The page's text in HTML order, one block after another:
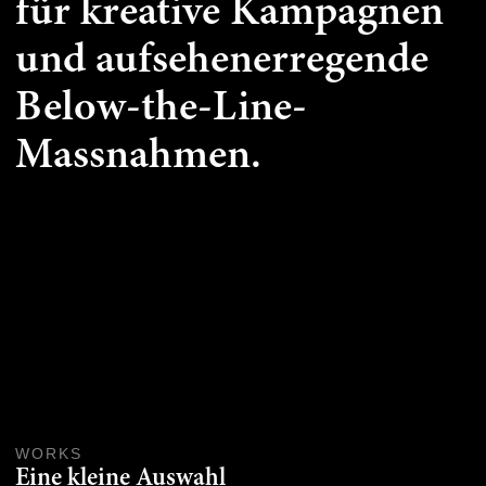
für kreative Kampagnen
und aufsehenerregende
Below-the-Line-
Massnahmen.
WORKS
Eine kleine Auswahl